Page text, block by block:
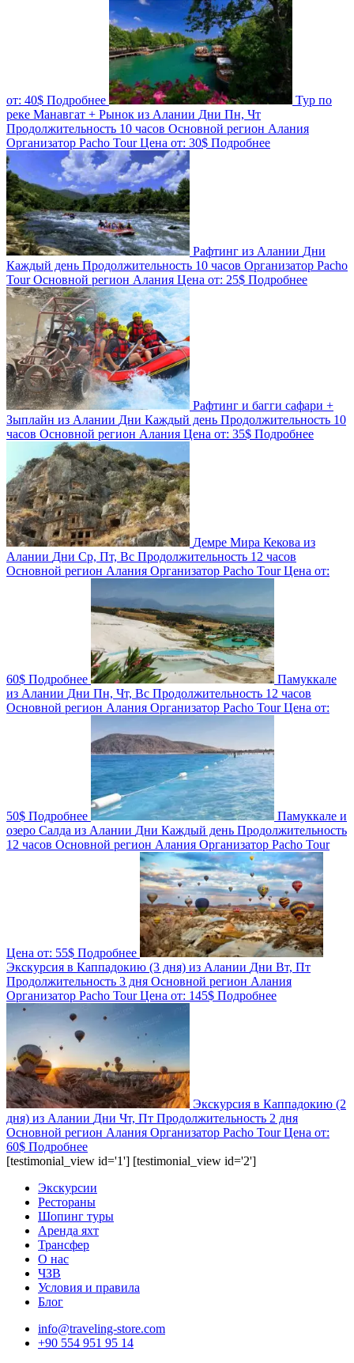
от: 40$ Подробнее
Тур по
реке Манавгат + Рынок из Алании Дни Пн, Чт
Продолжительность 10 часов Основной регион Алания
Организатор Pacho TourЦена от: 30$ Подробнее
Рафтинг из Алании Дни
Каждый день Продолжительность 10 часов Организатор Pacho
TourОсновной регион Алания Цена от: 25$ Подробнее
Рафтинг и багги сафари +
Зыплайн из Алании Дни Каждый день Продолжительность 10
часов Основной регион Алания Цена от: 35$ Подробнее
Демре Мира Кекова из
Алании Дни Ср, Пт, Вс Продолжительность 12 часов
Основной регион Алания Организатор Pacho TourЦена от:
60$ Подробнее
Памуккале
из Алании Дни Пн, Чт, Вс Продолжительность 12 часов
Основной регион Алания Организатор Pacho TourЦена от:
50$ Подробнее
Памуккале и
озеро Салда из Алании Дни Каждый день Продолжительность
12 часов Основной регион Алания Организатор Pacho Tour
Цена от: 55$ Подробнее
Экскурсия в Каппадокию (3 дня) из Алании Дни Вт, Пт
Продолжительность 3 дня Основной регион Алания
Организатор Pacho TourЦена от: 145$ Подробнее
Экскурсия в Каппадокию (2
дня) из Алании Дни Чт, Пт Продолжительность 2 дня
Основной регион Алания Организатор Pacho TourЦена от:
60$ Подробнее
[testimonial_view id='1'] [testimonial_view id='2']
Экскурсии
Рестораны
Шопинг туры
Аренда яхт
Трансфер
О нас
ЧЗВ
Условия и правила
Блог
info@traveling-store.com
+90 554 951 95 14